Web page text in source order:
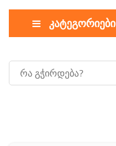
კატეგორიები